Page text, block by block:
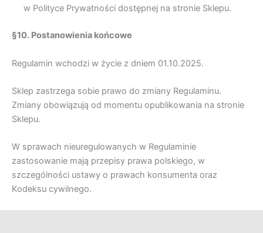
w Polityce Prywatności dostępnej na stronie Sklepu.
§10. Postanowienia końcowe
Regulamin wchodzi w życie z dniem 01.10.2025.
Sklep zastrzega sobie prawo do zmiany Regulaminu.
Zmiany obowiązują od momentu opublikowania na stronie
Sklepu.
W sprawach nieuregulowanych w Regulaminie
zastosowanie mają przepisy prawa polskiego, w
szczególności ustawy o prawach konsumenta oraz
Kodeksu cywilnego.